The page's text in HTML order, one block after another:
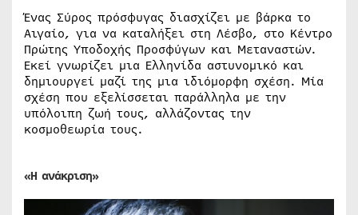
Ένας Σύρος πρόσφυγας διασχίζει με βάρκα το
Αιγαίο, για να καταλήξει στη Λέσβο, στο Κέντρο
Πρώτης Υποδοχής Προσφύγων και Μεταναστών.
Εκεί γνωρίζει μια Ελληνίδα αστυνομικό και
δημιουργεί μαζί της μια ιδιόμορφη σχέση. Μία
σχέση που εξελίσσεται παράλληλα με την
υπόλοιπη ζωή τους, αλλάζοντας την
κοσμοθεωρία τους.
«Η ανάκριση»